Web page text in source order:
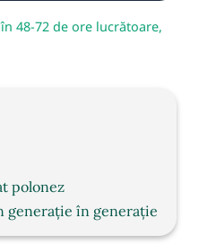
48-72 de ore lucrătoare,
polonez
generație în generație